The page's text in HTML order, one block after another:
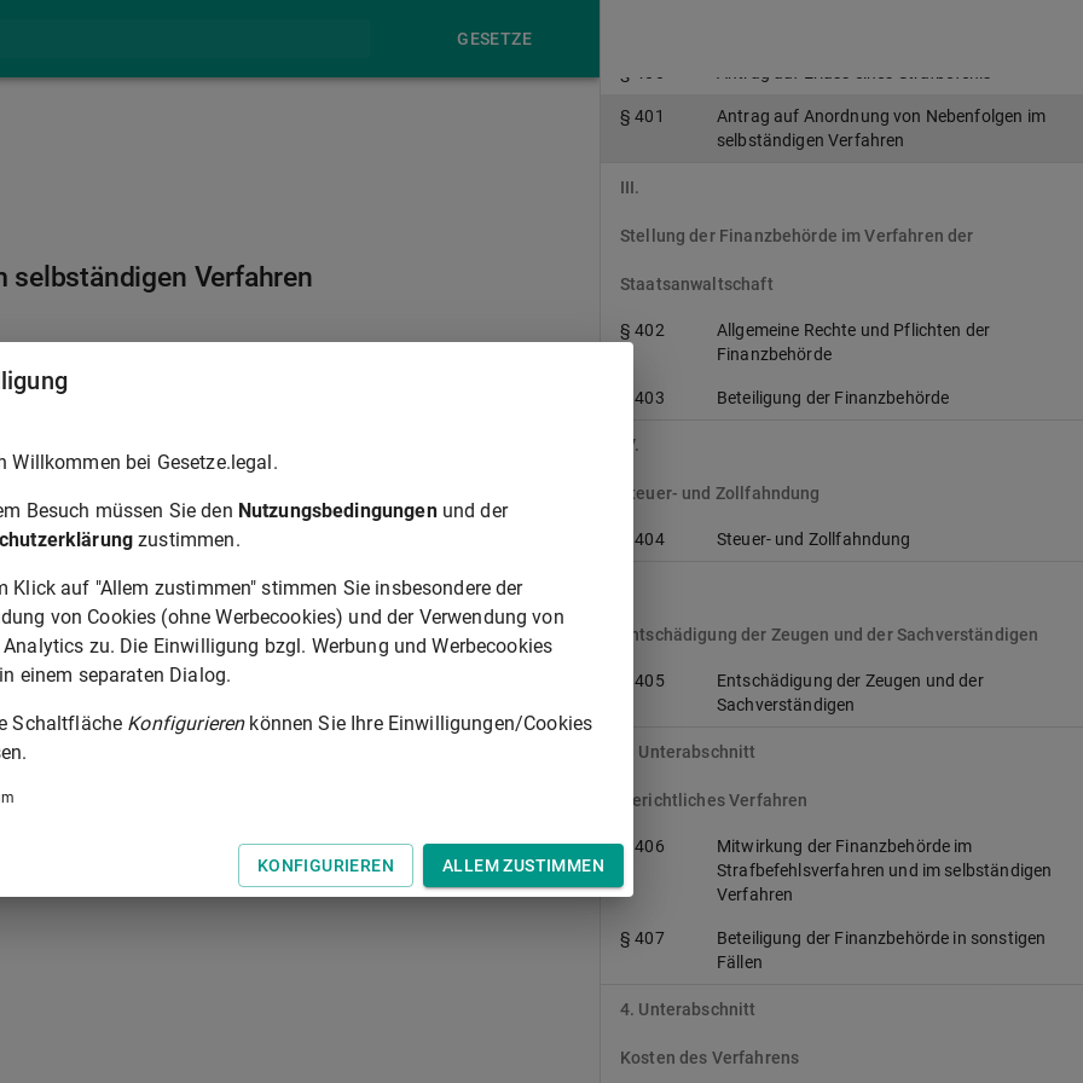
GESETZE
selbständigen Verfahren
anzuordnen oder eine Geldbuße gegen eine
festzusetzen (§§ 435, 444 Absatz 3 der
Tastatur zur Navigation zwischen Normen.
§ 401
Antrag auf Anordnung von Nebenfolgen im
selbständigen Verfahren
III.
Stellung der Finanzbehörde im Verfahren der
Staatsanwaltschaft
§ 402
Allgemeine Rechte und Pflichten der
Finanzbehörde
§ 403 Beteiligung der Finanzbehörde
IV.
Steuer- und Zollfahndung
§ 404 Steuer- und Zollfahndung
Entschädigung der Zeugen und der Sachverständigen
§ 405
Entschädigung der Zeugen und der
Sachverständigen
3. Unterabschnitt
Gerichtliches Verfahren
§ 406
Mitwirkung der Finanzbehörde im
Strafbefehlsverfahren und im selbständigen
Verfahren
§ 407
Beteiligung der Finanzbehörde in sonstigen
Fällen
4. Unterabschnitt
Kosten des Verfahrens
Willkommen bei Gesetze.legal.
Besuch müssen Sie den Nutzungsbedingungenund der
zustimmen.
Klick auf "Allem zustimmen" stimmen Sie insbesondere der
von Cookies (ohne Werbecookies) und der Verwendung von
Analytics zu. Die Einwilligung bzgl. Werbung und Werbecookies
einem separaten Dialog.
Schaltfläche Konfigurierenkönnen Sie Ihre Einwilligungen/Cookies
KONFIGURIEREN ALLEM ZUSTIMMEN